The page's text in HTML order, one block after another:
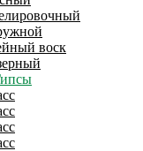
воск